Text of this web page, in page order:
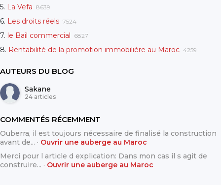
5. La Vefa 8639
6. Les droits réels 7524
7. le Bail commercial 6827
8. Rentabilité de la promotion immobilière au Maroc 4259
AUTEURS DU BLOG
Sakane
24 articles
COMMENTÉS RÉCEMMENT
Ouberra, il est toujours nécessaire de finalisé la construction
avant de... · Ouvrir une auberge au Maroc
Merci pour l article d explication: Dans mon cas il s agit de
construire... · Ouvrir une auberge au Maroc